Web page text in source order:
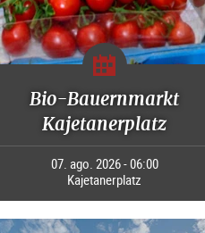
Bio-Bauernmarkt
Kajetanerplatz
07. ago. 2026 - 06:00
Kajetanerplatz